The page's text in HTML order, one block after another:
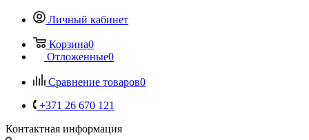
Личный кабинет
Корзина0
Отложенные0
Сравнение товаров0
+371 26 670 121
Контактная информация